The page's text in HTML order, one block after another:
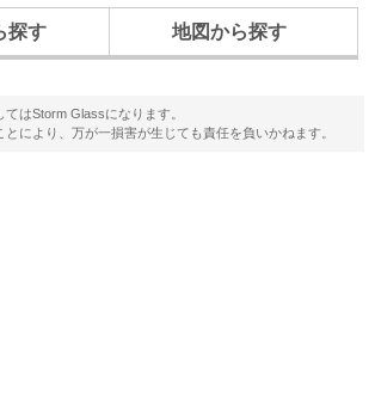
探す 地図から探す
はStorm Glassになります。
により、万が一損害が生じても責任を負いかねます。